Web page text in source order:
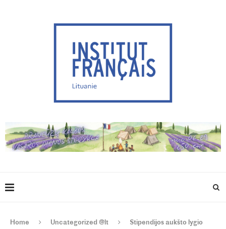
Home Uncategorized @lt
Stipendijos aukšto lygio